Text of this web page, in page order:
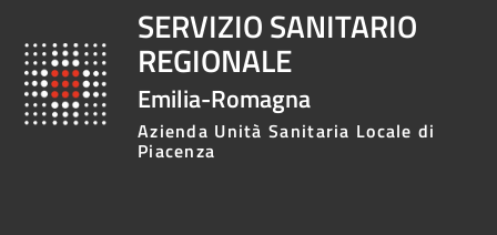
SERVIZIO SANITARIO
REGIONALE
Emilia-Romagna
Azienda Unità Sanitaria Locale di
Piacenza